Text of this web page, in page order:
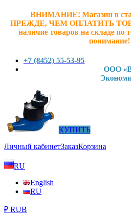
ВНИМАНИЕ! Магазин в
ПРЕЖДЕ, ЧЕМ ОПЛАТИТЬ
наличие товаров на складе по
понимание!
+7 (8452) 55-53-95
ООО
Экономить с
КУПИТЬ
Личный кабинетЗаказКорзина
RU
English
RU
₽ RUB